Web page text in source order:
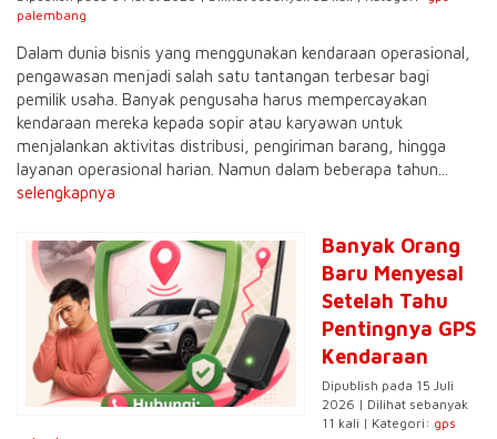
palembang
Dalam dunia bisnis yang menggunakan kendaraan operasional,
pengawasan menjadi salah satu tantangan terbesar bagi
pemilik usaha. Banyak pengusaha harus mempercayakan
kendaraan mereka kepada sopir atau karyawan untuk
menjalankan aktivitas distribusi, pengiriman barang, hingga
layanan operasional harian. Namun dalam beberapa tahun...
selengkapnya
Banyak Orang
Baru Menyesal
Setelah Tahu
Pentingnya GPS
Kendaraan
Dipublish pada 15 Juli
2026 | Dilihat sebanyak
11 kali | Kategori: gps